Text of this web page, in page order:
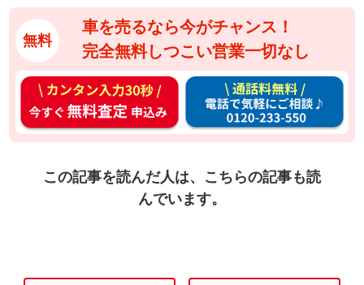
無料
車を売るなら今がチャンス！
完全無料しつこい営業一切なし
カ
ン
タ
今
通
料
料
お
気
この記事を読んだ人は、こちらの記事も読
んでいます。